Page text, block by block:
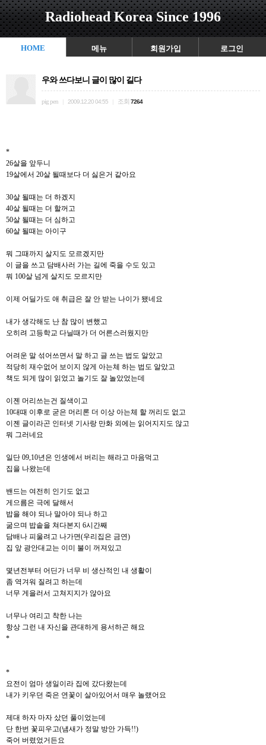
Radiohead Korea Since 1996
HOME 메뉴 회원가입 로그인
우와 쓰다보니 글이 많이 길다
pig pen 2009.12.20 04:55 조회 7264
*
26살을 앞두니
19살에서 20살 될때보다 더 싫은거 같아요
30살 될때는 더 하겠지
40살 될때는 더 할꺼고
50살 될때는 더 심하고
60살 될때는 아이구
뭐 그때까지 살지도 모르겠지만
이 글을 쓰고 담배사러 가는 길에 죽을 수도 있고
뭐 100살 넘게 살지도 모르지만
이제 어딜가도 애 취급은 잘 안 받는 나이가 됐네요
내가 생각해도 난 참 많이 변했고
오히려 고등학교 다닐때가 더 어른스러웠지만
어려운 말 섞어쓰면서 말 하고 글 쓰는 법도 알았고
적당히 재수없어 보이지 않게 아는체 하는 법도 알았고
책도 되게 많이 읽었고 놀기도 잘 놀았었는데
이젠 머리쓰는건 질색이고
10대때 이후로 굳은 머리론 더 이상 아는체 할 꺼리도 없고
이젠 글이라곤 인터넷 기사랑 만화 외에는 읽어지지도 않고
뭐 그러네요
일단 09,10년은 인생에서 버리는 해라고 마음먹고
집을 나왔는데
밴드는 여전히 인기도 없고
게으름은 극에 달해서
밥을 해야 되나 말아야 되나 하고
굶으며 밥솥을 쳐다본지 6시간째
담배나 피울려고 나가면(우리집은 금연)
집 앞 광안대교는 이미 불이 꺼져있고
몇년전부터 어딘가 너무 비 생산적인 내 생활이
좀 역겨워 질려고 하는데
너무 게을러서 고쳐지지가 않아요
너무나 여리고 착한 나는
항상 그런 내 자신을 관대하게 용서하곤 해요
*
*
요전이 엄마 생일이라 집에 갔다왔는데
내가 키우던 죽은 연꽃이 살아있어서 매우 놀랬어요
제대 하자 마자 샀던 풀이었는데
단 한번 꽃피우고(냄새가 정말 방안 가득!!)
죽어 버렸었거든요